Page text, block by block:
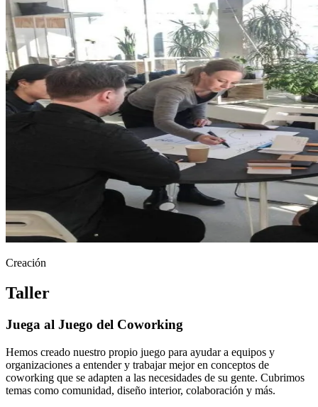
Creación
Taller
Juega al Juego del Coworking
Hemos creado nuestro propio juego para ayudar a equipos y
organizaciones a entender y trabajar mejor en conceptos de
coworking que se adapten a las necesidades de su gente. Cubrimos
temas como comunidad, diseño interior, colaboración y más.